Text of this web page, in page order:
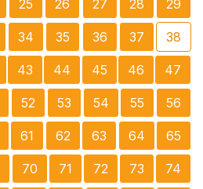
25 26 27 28 29
34 35 36 37 38
43 44 45 46 47
52 53 54 55 56
61 62 63 64 65
70 71 72 73 74